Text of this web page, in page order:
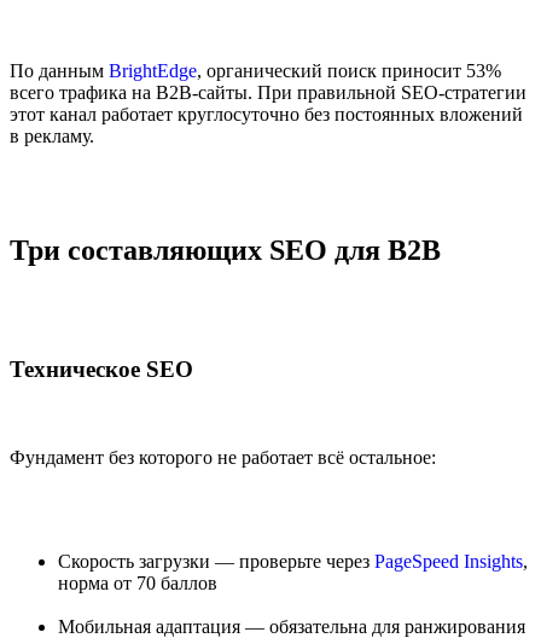
По данным BrightEdge, органический поиск приносит 53%
всего трафика на B2B-сайты. При правильной SEO-стратегии
этот канал работает круглосуточно без постоянных вложений
в рекламу.
Три составляющих SEO для B2B
Техническое SEO
Фундамент без которого не работает всё остальное:
Скорость загрузки — проверьте через PageSpeed Insights,
норма от 70 баллов
Мобильная адаптация — обязательна для ранжирования